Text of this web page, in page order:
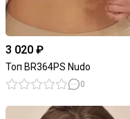
3 020 ₽
Топ BR364PS Nudo
0